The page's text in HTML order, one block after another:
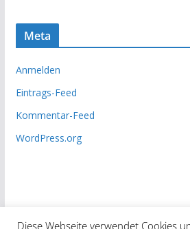
Meta
Anmelden
Eintrags-Feed
Kommentar-Feed
WordPress.org
Diese Webseite verwendet Cookies